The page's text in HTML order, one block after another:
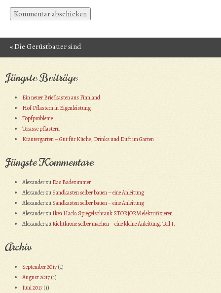
Post navigation
«Die Gerüstbauer sind
Jüngste Beiträge
Ein neuer Briefkasten aus Finnland
Hof Pflastern in Eigenleistung
Topfprobleme
Terasse pflastern
Kräutergarten – Gut für Küche, Drinks und Duft im Garten
Jüngste Kommentare
AlexanderzuDas Badezimmer
AlexanderzuSandkasten selber bauen – eine Anleitung
AlexanderzuSandkasten selber bauen – eine Anleitung
AlexanderzuIkea Hack: Spiegelschrank STORJORM elektrifizieren
AlexanderzuRichtkrone selber machen – eine kleine Anleitung. Teil I.
Archiv
September 2017(1)
August 2017(1)
Juni 2017(1)